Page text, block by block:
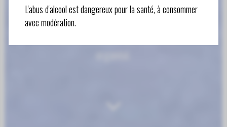
Observer le vivant sans le disséquer
L'abus d'alcool est dangereux pour la santé, à consommer
avec modération.